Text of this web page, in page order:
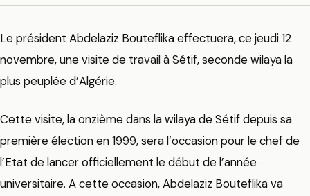
Le président Abdelaziz Bouteflika effectuera, ce jeudi 12
novembre, une visite de travail à Sétif, seconde wilaya la
plus peuplée d’Algérie.
Cette visite, la onzième dans la wilaya de Sétif depuis sa
première élection en 1999, sera l’occasion pour le chef de
l’Etat de lancer officiellement le début de l’année
universitaire. A cette occasion, Abdelaziz Bouteflika va